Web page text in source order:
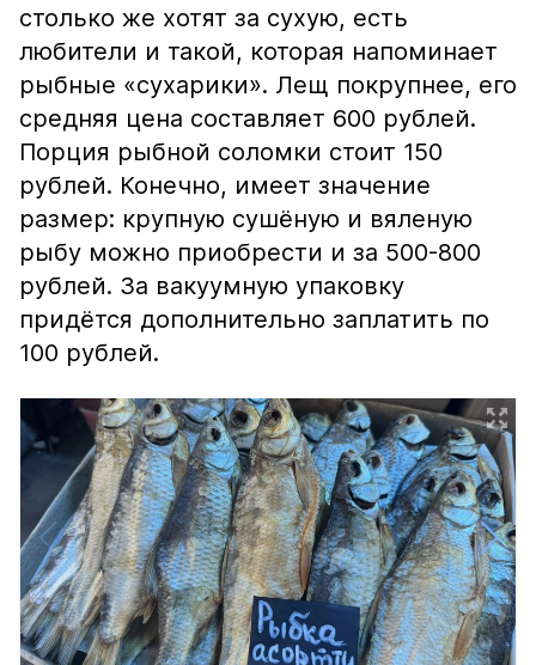
столько же хотят за сухую, есть
любители и такой, которая напоминает
рыбные «сухарики». Лещ покрупнее, его
средняя цена составляет 600 рублей.
Порция рыбной соломки стоит 150
рублей. Конечно, имеет значение
размер: крупную сушёную и вяленую
рыбу можно приобрести и за 500-800
рублей. За вакуумную упаковку
придётся дополнительно заплатить по
100 рублей.